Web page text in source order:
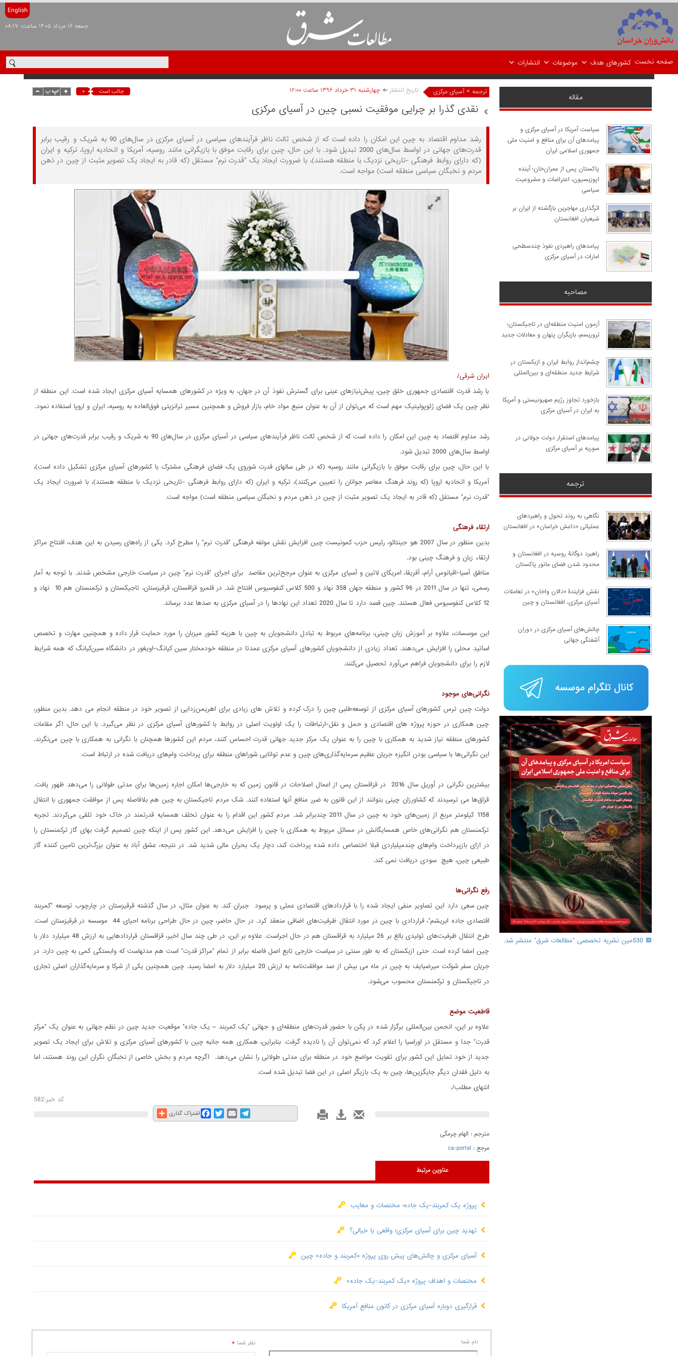
English
جمعه ۱۶ مرداد ۱۴۰۵ ساعت: ۰۸:۱۷
صفحه نخست کشورهای هدف موضوعات انتشارات
ترجمه > آسیای مرکزی تاریخ انتشار چهارشنبه ۳۱ خرداد ۱۳۹۶ ساعت ۱۲:۰۰ جالب است ۰
نقدی گذرا بر چرایی موفقیت نسبی چین در آسیای مرکزی
رشد مداوم اقتصاد به چین این امکان را داده است که از شخص ثالث ناظر فرآیندهای سیاسی در آسیای مرکزی در سال‌های 90 به شریک و رقیب برابر
قدرت‌های جهانی در اواسط سال‌های 2000 تبدیل شود. با این حال، چین برای رقابت موفق با بازیگرانی مانند روسیه، آمریکا و اتحادیه اروپا، ترکیه و ایران
(که دارای روابط فرهنگی -تاریخی نزدیک با منطقه هستند)، با ضرورت ایجاد یک "قدرت نرم" مستقل (که قادر به ایجاد یک تصویر مثبت از چین در ذهن
مردم و نخبگان سیاسی منطقه است) مواجه است.
ایران شرقی/
با رشد قدرت اقتصادی جمهوری خلق چین، پیش‌نیازهای عینی برای گسترش نفوذ آن در جهان، به ویژه در کشورهای همسایه آسیای مرکزی ایجاد شده است. این منطقه از
نظر چین یک فضای ژئوپولیتیک مهم است که می‌توان از آن به عنوان منبع مواد خام، بازار فروش و همچنین مسیر ترانزیتی فوق‌العاده به روسیه، ایران و اروپا استفاده نمود.
رشد مداوم اقتصاد به چین این امکان را داده است که از شخص ثالث ناظر فرآیندهای سیاسی در آسیای مرکزی در سال‌های 90 به شریک و رقیب برابر قدرت‌های جهانی در
اواسط سال‌های 2000 تبدیل شود.
با این حال، چین برای رقابت موفق با بازیگرانی مانند روسیه (که در طی سالهای قدرت شوروی یک فضای فرهنگی مشترک با کشورهای آسیای مرکزی تشکیل داده است)،
آمریکا و اتحادیه اروپا (که روند فرهنگ معاصر جوانان را تعیین می‌کنند)، ترکیه و ایران (که دارای روابط فرهنگی -تاریخی نزدیک با منطقه هستند)، با ضرورت ایجاد یک
"قدرت نرم" مستقل (که قادر به ایجاد یک تصویر مثبت از چین در ذهن مردم و نخبگان سیاسی منطقه است) مواجه است.
ارتقاء فرهنگی
بدین منظور در سال 2007 هو جینتائو، رئیس حزب کمونیست چین افزایش نقش مولفه فرهنگی "قدرت نرم" را مطرح کرد. یکی از راه‌های رسیدن به این هدف، افتتاح مراکز
ارتقاء زبان و فرهنگ چینی بود.
مناطق آسیا-اقیانوس آرام، آفریقا، امریکای لاتین و آسیای مرکزی به عنوان مرجح‌ترین مقاصد برای اجرای "قدرت نرم" چین در سیاست خارجی مشخص شدند. با توجه به آمار
رسمی، تنها در سال 2011 در 96 کشور و منطقه جهان 358 نهاد و 500 کلاس کنفوسیوس افتتاح شد. در قلمرو قزاقستان، قرقیزستان، تاجیکستان و ترکمنستان هم 10 نهاد و
12 کلاس کنفوسیوس فعال هستند. چین قصد دارد تا سال 2020 تعداد این نهادها را در آسیای مرکزی به صدها عدد برساند.
این موسسات، علاوه بر آموزش زبان چینی، برنامه‌های مربوط به تبادل دانشجویان به چین با هزینه کشور میزبان را مورد حمایت قرار داده و همچنین مهارت و تخصص
اساتید محلی را افزایش می‌دهند. تعداد زیادی از دانشجویان کشورهای آسیای مرکزی عمدتا در منطقه خودمختار سین کیانگ-اویغور در دانشگاه سین‌کیانگ که همه شرایط
لازم را برای دانشجویان فراهم می‌آورد تحصیل می‌کنند.
نگرانی‌های موجود
دولت چین ترس کشورهای آسیای مرکزی از توسعه‌طلبی چین را درک کرده و تلاش های زیادی برای اهریمن‌‌زدایی از تصویر خود در منطقه انجام می دهد. بدین منظور،
چین همکاری در حوزه پروژه های اقتصادی و حمل و نقل-ارتباطات را یک اولویت اصلی در روابط با کشورهای آسیای مرکزی در نظر می‌گیرد. با این حال، اگر مقامات
کشورهای منطقه نیاز شدید به همکاری با چین را به عنوان یک مرکز جدید جهانی قدرت احساس کنند، مردم این کشورها همچنان با نگرانی به همکاری با چین می‌نگرند.
این نگرانی‌ها با سیاسی بودن انگیزه جریان عظیم سرمایه‌گذاری‌های چین و عدم توانایی شوراهای منطقه برای پرداخت وام‌های دریافت شده در ارتباط است.
بیشترین نگرانی‌ در آوریل سال 2016 در قزاقستان پس از اعمال اصلاحات در قانون زمین که به خارجی‌ها امکان اجاره زمین‌ها برای مدتی طولانی را می‌دهد ظهور یافت.
قزاق‌ها می ترسیدند که کشاورزان چینی بتوانند از این قانون به ضرر منافع آنها استفاده کنند. شک مردم تاجیکستان به چین هم بلافاصله پس از موافقت جمهوری با انتقال
1158 کیلومتر مربع از زمین‌های خود به چین در سال 2011 چندبرابر شد. مردم کشور این اقدام را به عنوان تخلف همسایه قدرتمند در خاک خود تلقی می‌کردند. تجربه
ترکمنستان هم نگرانی‌های خاص همسایگانش در مسائل مربوط به همکاری با چین را افزایش می‌دهد. این کشور پس از اینکه چین تصمیم گرفت بهای گاز ترکمنستان را
در ازای بازپرداخت وام‌های چندمیلیاردی قبلا اختصاص داده شده پرداخت کند، دچار یک بحران مالی شدید شد. در نتیجه، عشق آباد به عنوان بزرگ‌ترین تامین کننده گاز
طبیعی چین، هیچ سودی دریافت نمی کند.
رفع نگرانی‌ها
چین سعی دارد این تصاویر منفی ایجاد شده را با قرارداد‌های اقتصادی عملی و پرسود جبران کند. به عنوان مثال، در سال گذشته قرقیزستان در چارچوب توسعه "کمربند
اقتصادی جاده ابریشم"، قراردادی با چین در مورد انتقال ظرفیت‌های اضافی منعقد کرد. در حال حاضر، چین در حال طراحی برنامه احیای 44 موسسه در قرقیزستان است.
طرح انتقال ظرفیت‌های تولیدی بالغ بر 26 میلیارد به قزاقستان هم در حال اجراست. علاوه بر این، در طی چند سال اخیر، قزاقستان قراردادهایی به ارزش 48 میلیارد دلار با
چین امضا کرده است. حتی ازبکستان که به طور سنتی در سیاست خارجی تابع اصل فاصله برابر از تمام "مراکز قدرت" است هم مدتهاست که وابستگی کمی به چین دارد. در
جریان سفر شوکت میرضیایف به چین در ماه می بیش از صد موافقت‌نامه به ارزش 20 میلیارد دلار به امضا رسید. چین همچنین یکی از شرکا و سرمایه‌گذاران اصلی تجاری
در تاجیکستان و ترکمنستان محسوب می‌شود.
قاطعیت موضع
علاوه بر این، انجمن بین‌المللی برگزار شده در پکن با حضور قدرت‌های منطقه‌ای و جهانی "یک کمربند – یک جاده" موقعیت جدید چین در نظم جهانی به عنوان یک "مرکز
قدرت" جدا و مستقل در اوراسیا را اعلام کرد که نمی‌توان آن را نادیده گرفت. بنابراین، همکاری همه جانبه چین با کشورهای آسیای مرکزی و تلاش برای ایجاد یک تصویر
جدید از خود تمایل این کشور برای تقویت مواضع خود در منطقه برای مدتی طولانی را نشان می‌دهد. اگرچه مردم و بخش خاصی از نخبگان نگران این روند هستند، اما
به دلیل فقدان دیگر جایگزین‌ها، چین به یک بازیگر اصلی در این فضا تبدیل شده است.
انتهای مطلب/.
کد خبر:582
Share اشتراک گذاری
FacebookTwitterEmail
Telegram
مترجم : الهام چرمگی
مرجع : ca-portal
عناوین مرتبط
پروژه یک کمربند-یک جاده؛ مختصات و معایب
تهدید چین برای آسیای مرکزی؛ واقعی یا خیالی؟
آسیای مرکزی و چالش‌های پیش روی پروژه «کمربند و جاده» چین
مختصات و اهداف پروژه «یک کمربند-یک جاده»
قرارگیری دوباره آسیای مرکزی در کانون منافع آمریکا
نام شما نظر شما *
مقاله
سیاست آمریکا در آسیای مرکزی و
پیامدهای آن برای منافع و امنیت ملی
جمهوری اسلامی ایران
پاکستان پس از عمران‌خان؛ آینده
اپوزیسیون، اعتراضات و مشروعیت
سیاسی
اثرگذاری مهاجرین بازگشته از ایران بر
شیعیان افغانستان
پیامدهای راهبردی نفوذ چندسطحی
امارات در آسیای مرکزی
مصاحبه
آزمون امنیت منطقه‌ای در تاجیکستان؛
تروریسم، بازیگران پنهان و معادلات جدید
چشم‌انداز روابط ایران و ازبکستان در
شرایط جدید منطقه‌ای و بین‌المللی
​بازخورد تجاوز رژیم صهیونیستی و آمریکا
به ایران در آسیای مرکزی
پیامدهای استقرار دولت جولانی در
سوریه بر آسیای مرکزی
ترجمه
نگاهی به روند تحول و راهبردهای
عملیاتی «داعش خراسان» در افغانستان
راهبرد دوگانۀ روسیه در افغانستان و
محدود شدن فضای مانور پاکستان
نقش فزایندۀ «دالان واخان» در تعاملات
آسیای مرکزی، افغانستان و چین
چالش‌های آسیای مرکزی در دوران
آشفتگی جهانی
🟥 530مین نشریه تخصصی "مطالعات شرق" منتشر شد.